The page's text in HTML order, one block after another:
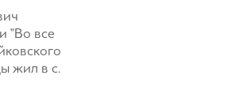
"Во все
жил в с.